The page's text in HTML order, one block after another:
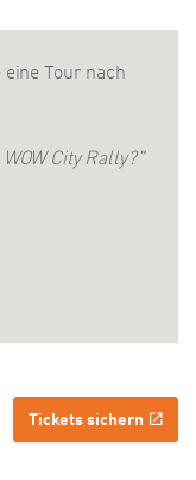
Tour nach
City Rally?"
Tickets sichern